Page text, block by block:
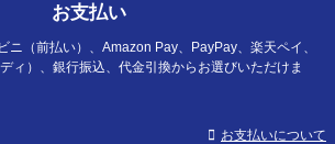
お支払い
ニ（前払い）、Amazon Pay、PayPay、楽天ペイ、
ィ）、銀行振込、代金引換からお選びいただけま
お支払いについて